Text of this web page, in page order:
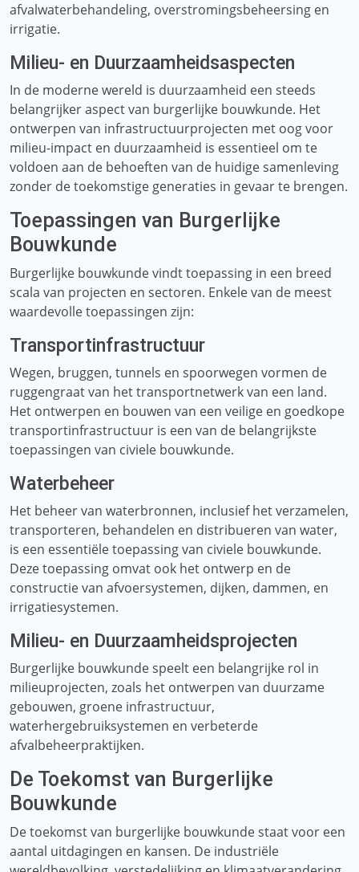
afvalwaterbehandeling, overstromingsbeheersing en
irrigatie.
Milieu- en Duurzaamheidsaspecten
In de moderne wereld is duurzaamheid een steeds
belangrijker aspect van burgerlijke bouwkunde. Het
ontwerpen van infrastructuurprojecten met oog voor
milieu-impact en duurzaamheid is essentieel om te
voldoen aan de behoeften van de huidige samenleving
zonder de toekomstige generaties in gevaar te brengen.
Toepassingen van Burgerlijke
Bouwkunde
Burgerlijke bouwkunde vindt toepassing in een breed
scala van projecten en sectoren. Enkele van de meest
waardevolle toepassingen zijn:
Transportinfrastructuur
Wegen, bruggen, tunnels en spoorwegen vormen de
ruggengraat van het transportnetwerk van een land.
Het ontwerpen en bouwen van een veilige en goedkope
transportinfrastructuur is een van de belangrijkste
toepassingen van civiele bouwkunde.
Waterbeheer
Het beheer van waterbronnen, inclusief het verzamelen,
transporteren, behandelen en distribueren van water,
is een essentiële toepassing van civiele bouwkunde.
Deze toepassing omvat ook het ontwerp en de
constructie van afvoersystemen, dijken, dammen, en
irrigatiesystemen.
Milieu- en Duurzaamheidsprojecten
Burgerlijke bouwkunde speelt een belangrijke rol in
milieuprojecten, zoals het ontwerpen van duurzame
gebouwen, groene infrastructuur,
waterhergebruiksystemen en verbeterde
afvalbeheerpraktijken.
De Toekomst van Burgerlijke
Bouwkunde
De toekomst van burgerlijke bouwkunde staat voor een
aantal uitdagingen en kansen. De industriële